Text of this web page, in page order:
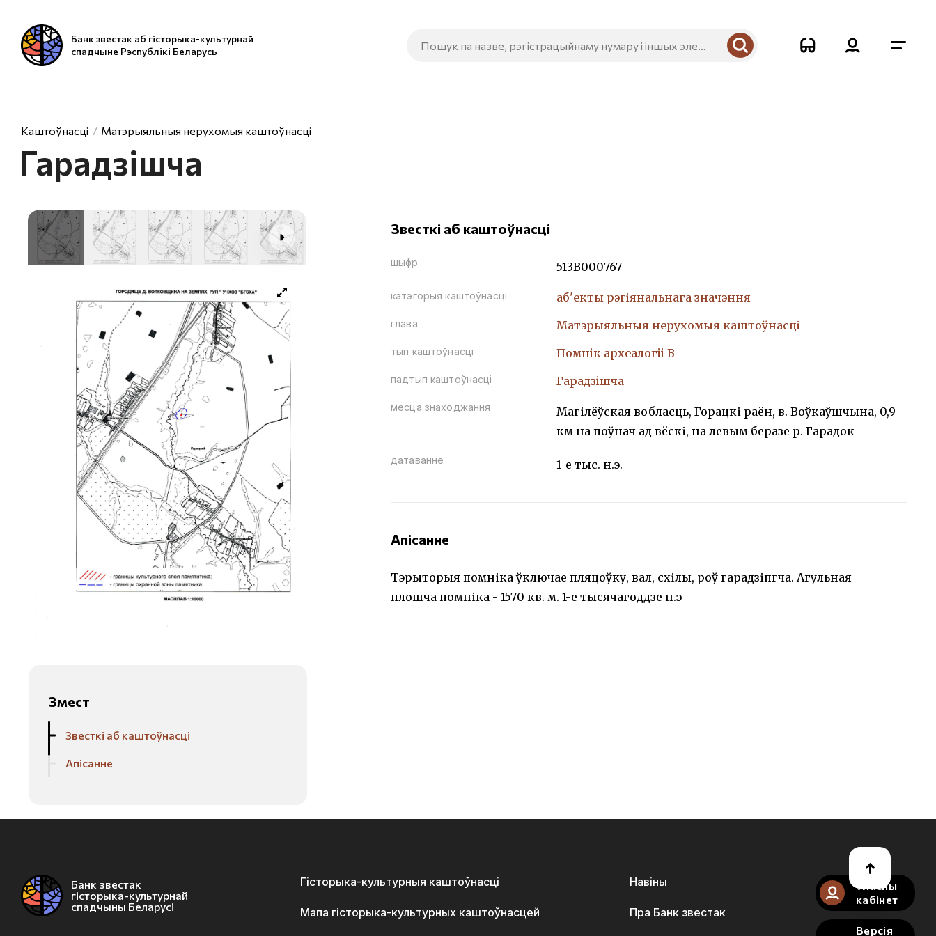
Банк звестак аб гісторыка-культурнай
спадчыне Рэспублікі Беларусь
Каштоўнасці Матэрыяльныя нерухомыя каштоўнасці
Гарадзішча
Змест
Звесткі аб каштоўнасці
Апісанне
Звесткі аб каштоўнасці
шыфр 513В000767
катэгорыя каштоўнасці аб'екты рэгіянальнага значэння
глава Матэрыяльныя нерухомыя каштоўнасці
тып каштоўнасці Помнiк археалогii В
падтып каштоўнасці Гарадзiшча
месца знаходжання
Магілёўская вобласць, Горацкі раён, в. Воўкаўшчына, 0,9
км на поўнач ад вёскі, на левым беразе р. Гарадок
датаванне 1-е тыс. н.э.
Апісанне
Тэрыторыя помніка ўключае пляцоўку, вал, схілы, роў гарадзіпгча. Агульная
плошча помніка - 1570 кв. м. 1-е тысячагоддзе н.э
Банк звестак
гісторыка-культурнай
спадчыны Беларусі
Гісторыка-культурныя каштоўнасці
Мапа гісторыка-культурных каштоўнасцей
Навіны
Пра Банк звестак
Уласны
кабінет
Версія